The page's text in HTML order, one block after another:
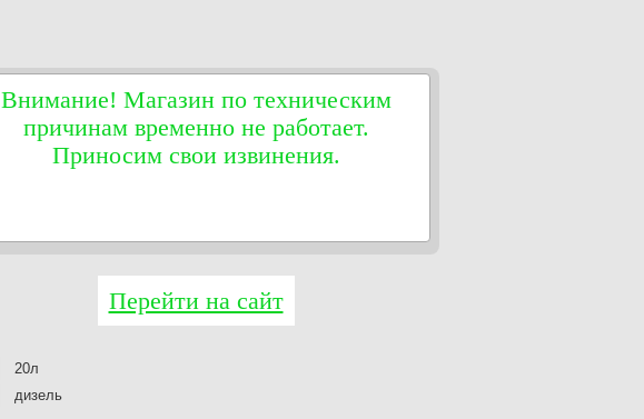
Внимание! Магазин по техническим
причинам временно не работает.
Приносим свои извинения.
Перейти на сайт
20л
дизель